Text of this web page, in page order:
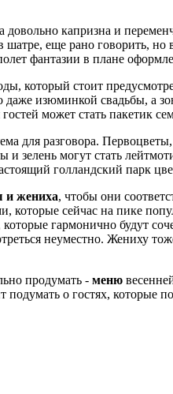
довольно капризна и
шатре, еще рано говорить,
фантазии в плане
который стоит
даже изюминкой свадьбы, а
может стать пакетик
для разговора.
зелень могут стать
голландский парк
и жениха, чтобы они
сейчас на пике
которые гармонично будут
неуместно. Жениху
продумать - меню
подумать о гостях, которые